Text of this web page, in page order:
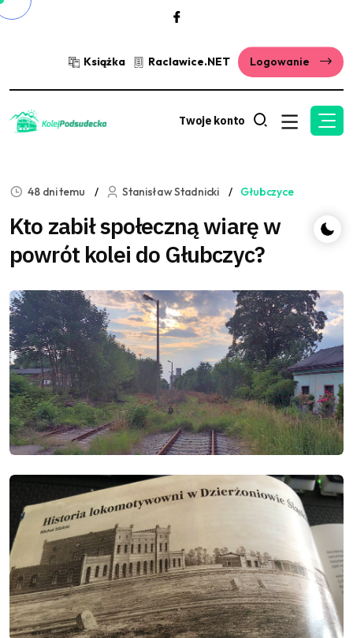
Książka Raclawice.NET Logowanie
Twoje konto
48 dni temu Stanisław Stadnicki Głubczyce
Kto zabił społeczną wiarę w
powrót kolei do Głubczyc?